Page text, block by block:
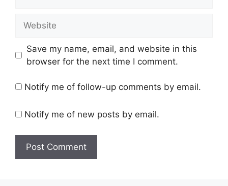
Save my name, email, and website in this
browser for the next time I comment.
Notify me of follow-up comments by email.
Notify me of new posts by email.